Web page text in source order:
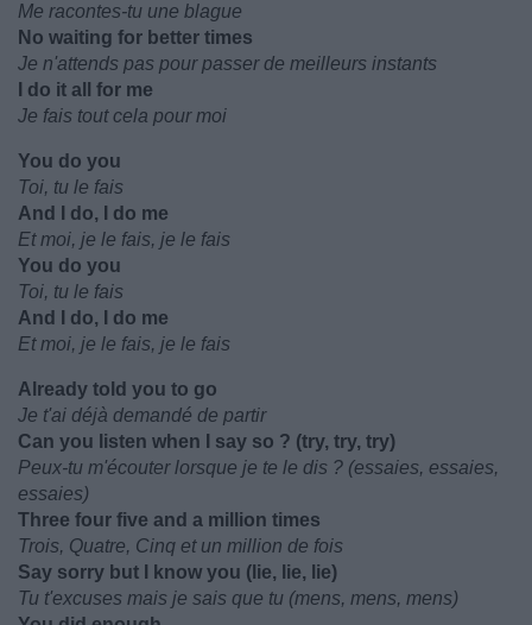
Me racontes-tu une blague
No waiting for better times
Je n'attends pas pour passer de meilleurs instants
I do it all for me
Je fais tout cela pour moi
You do you
Toi, tu le fais
And I do, I do me
Et moi, je le fais, je le fais
You do you
Toi, tu le fais
And I do, I do me
Et moi, je le fais, je le fais
Already told you to go
Je t'ai déjà demandé de partir
Can you listen when I say so ? (try, try, try)
Peux-tu m'écouter lorsque je te le dis ? (essaies, essaies,
essaies)
Three four five and a million times
Trois, Quatre, Cinq et un million de fois
Say sorry but I know you (lie, lie, lie)
Tu t'excuses mais je sais que tu (mens, mens, mens)